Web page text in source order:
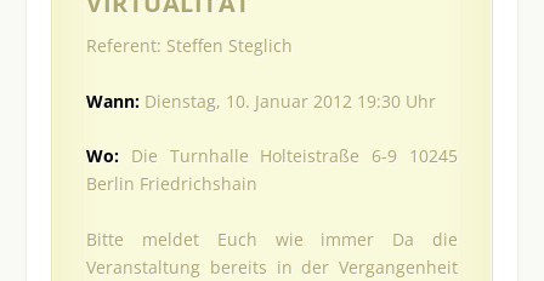
Referent: Steffen Steglich
Wann: Dienstag, 10. Januar 2012 19:30 Uhr
Wo: Die Turnhalle Holteistraße 6-9 10245
Berlin Friedrichshain
Bitte meldet Euch wie immer Da die
Veranstaltung bereits in der Vergangenheit